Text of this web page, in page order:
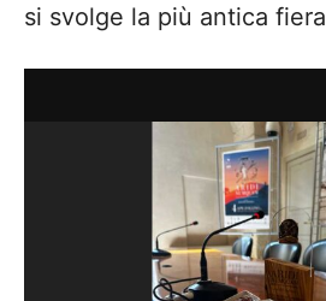
si svolge la più antica fiera